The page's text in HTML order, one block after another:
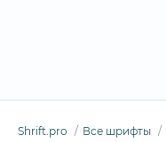
Shrift.pro Все шрифты